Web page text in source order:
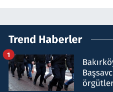
Trend Haberler
1